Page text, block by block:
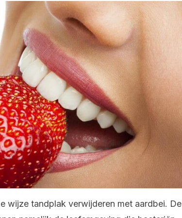
wijze tandplak verwijderen met aardbei. De